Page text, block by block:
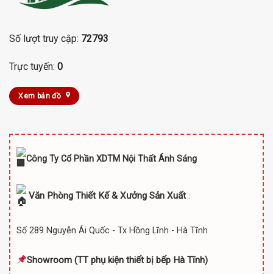
Số lượt truy cập: 72793
Trực tuyến: 0
Xem bản đồ
Công Ty Cổ Phần XDTM Nội Thất Ánh Sáng
Văn Phòng Thiết Kế & Xưởng Sản Xuất:
Số 289 Nguyễn Ái Quốc - Tx Hồng Lĩnh - Hà Tĩnh
Showroom (TTphụ kiện thiết bị bếp Hà Tĩnh)